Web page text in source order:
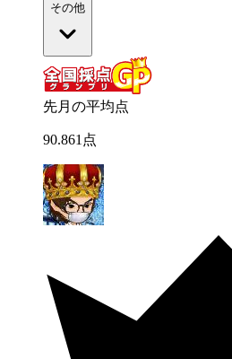
その他
先月の平均点
90.861 点